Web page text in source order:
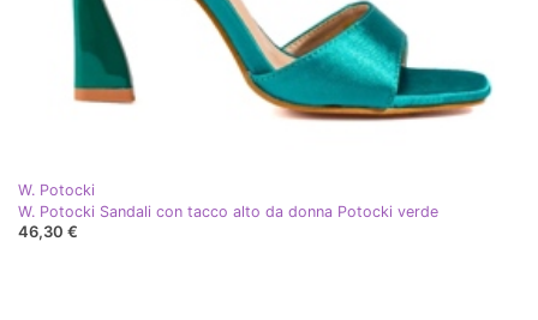
W. Potocki
W. Potocki Sandali con tacco alto da donna Potocki verde
46,30 €